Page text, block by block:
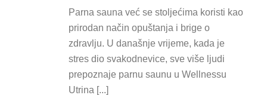
Parna sauna već se stoljećima koristi kao
prirodan način opuštanja i brige o
zdravlju. U današnje vrijeme, kada je
stres dio svakodnevice, sve više ljudi
prepoznaje parnu saunu u Wellnessu
Utrina [...]